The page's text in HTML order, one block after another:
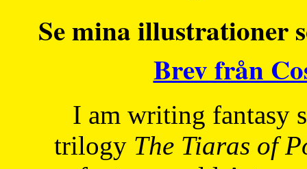
Se mina illustrationer
Brev från
I am writing fantasy
trilogy The Tiaras of